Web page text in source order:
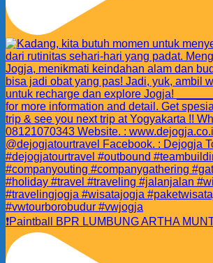
❗️Paintball BPR LUMBUNG ARTHA